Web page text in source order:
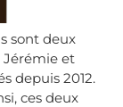
sont deux
Jérémie et
depuis 2012.
ces deux